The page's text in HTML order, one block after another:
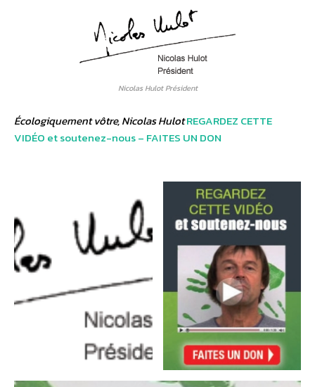
Nicolas Hulot Président
Écologiquement vôtre, Nicolas HulotREGARDEZ CETTE
VIDÉO et soutenez-nous – FAITES UN DON